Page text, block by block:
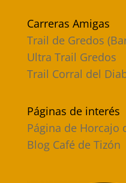
Carreras Amigas
Trail de Gredos
Ultra Trail Gredos
Trail Corral del
Páginas de interés
Página de Horcajo
Blog Café de Tizón